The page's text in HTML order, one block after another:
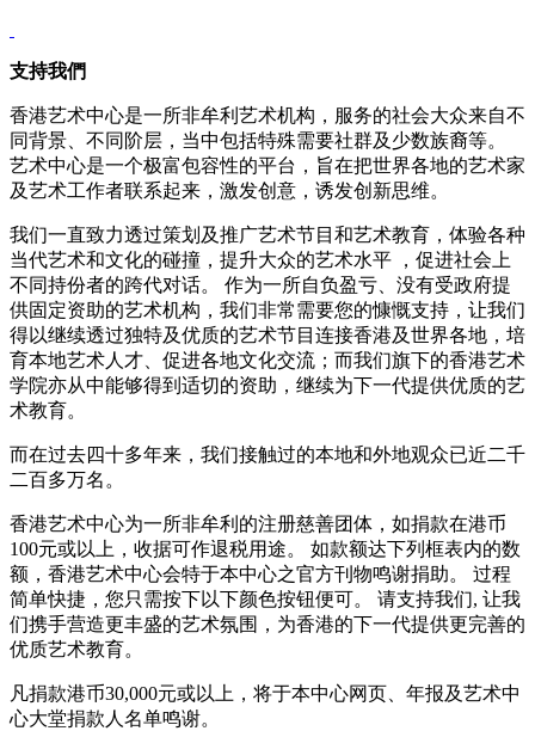
支持我們
香港艺术中心是一所非牟利艺术机构，服务的社会大众来自不
同背景、不同阶层，当中包括特殊需要社群及少数族裔等。
艺术中心是一个极富包容性的平台，旨在把世界各地的艺术家
及艺术工作者联系起来，激发创意，诱发创新思维。
我们一直致力透过策划及推广艺术节目和艺术教育，体验各种
当代艺术和文化的碰撞，提升大众的艺术水平 ，促进社会上
不同持份者的跨代对话。 作为一所自负盈亏、没有受政府提
供固定资助的艺术机构，我们非常需要您的慷慨支持，让我们
得以继续透过独特及优质的艺术节目连接香港及世界各地，培
育本地艺术人才、促进各地文化交流；而我们旗下的香港艺术
学院亦从中能够得到适切的资助，继续为下一代提供优质的艺
术教育。
而在过去四十多年来，我们接触过的本地和外地观众已近二千
二百多万名。
香港艺术中心为一所非牟利的注册慈善团体，如捐款在港币
100元或以上，收据可作退税用途。 如款额达下列框表内的数
额，香港艺术中心会特于本中心之官方刊物鸣谢捐助。 过程
简单快捷，您只需按下以下颜色按钮便可。 请支持我们, 让我
们携手营造更丰盛的艺术氛围，为香港的下一代提供更完善的
优质艺术教育。
凡捐款港币30,000元或以上，将于本中心网页、年报及艺术中
心大堂捐款人名单鸣谢。